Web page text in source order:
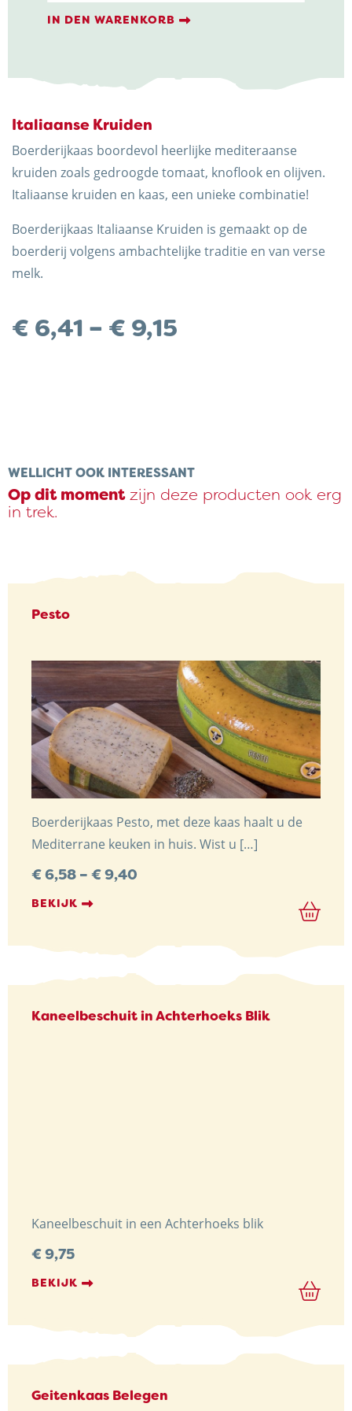
Trots op de Achterhoek! | © Kaasboerderij Weenink
2026
Menge
IN DEN WARENKORB
Italiaanse Kruiden
Boerderijkaas boordevol heerlijke mediteraanse
kruiden zoals gedroogde tomaat, knoflook en olijven.
Italiaanse kruiden en kaas, een unieke combinatie!
Boerderijkaas Italiaanse Kruiden is gemaakt op de
boerderij volgens ambachtelijke traditie en van verse
melk.
€ 6,41 – € 9,15
WELLICHT OOK INTERESSANT
Op dit momentzijn deze producten ook erg
in trek.
Pesto
Boerderijkaas Pesto, met deze kaas haalt u de
Mediterrane keuken in huis. Wist u […]
€6,58 – €9,40
BEKIJK
Kaneelbeschuit in Achterhoeks Blik
Kaneelbeschuit in een Achterhoeks blik
€9,75
BEKIJK
Geitenkaas Belegen